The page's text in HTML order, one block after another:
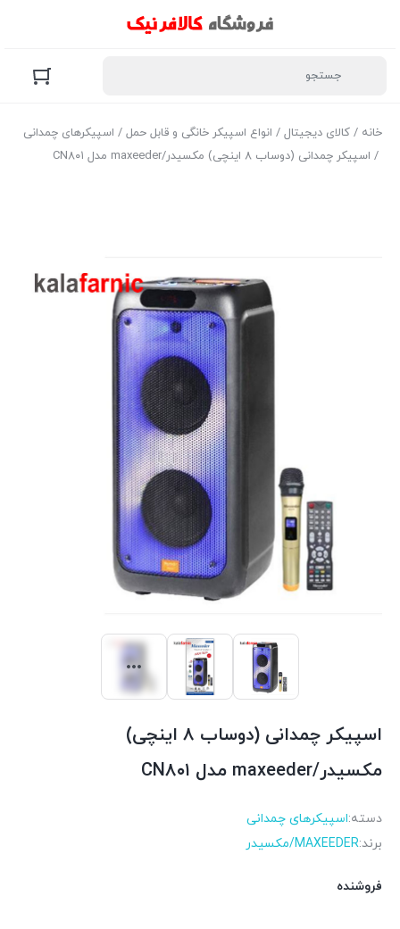
خانه / کالای دیجیتال / انواع اسپیکر خانگی و قابل حمل / اسپیکرهای چمدانی
/ اسپیکر چمدانی (دوساب ۸ اینچی) مکسیدر/maxeeder مدل CN۸۰۱
اسپیکر چمدانی (دوساب ۸ اینچی)
مکسیدر/maxeeder مدل CN۸۰۱
دسته:اسپیکرهای چمدانی
برند:MAXEEDER/مکسیدر
فروشنده